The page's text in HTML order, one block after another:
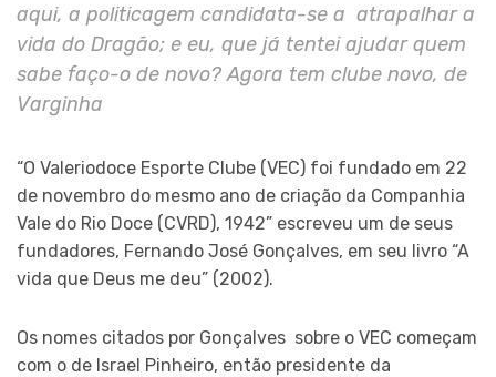
aqui, a politicagem candidata-se a atrapalhar a
vida do Dragão; e eu, que já tentei ajudar quem
sabe faço-o de novo? Agora tem clube novo, de
Varginha
“O Valeriodoce Esporte Clube (VEC) foi fundado em 22
de novembro do mesmo ano de criação da Companhia
Vale do Rio Doce (CVRD), 1942” escreveu um de seus
fundadores, Fernando José Gonçalves, em seu livro “A
vida que Deus me deu” (2002).
Os nomes citados por Gonçalves sobre o VEC começam
com o de Israel Pinheiro, então presidente da